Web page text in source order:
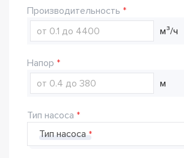
Производительность
м³/ч
Напор
м
Тип насоса
Тип насоса